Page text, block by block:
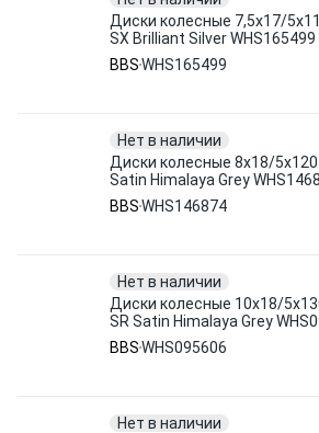
Диски колесные 7,5x17/
SX Brilliant Silver WHS165499
BBSWHS165499
Нет в наличии
Диски колесные 8x18/5x120
Satin Himalaya Grey
BBSWHS146874
Нет в наличии
Диски колесные 10x18/
SR Satin Himalaya Grey
BBSWHS095606
Нет в наличии